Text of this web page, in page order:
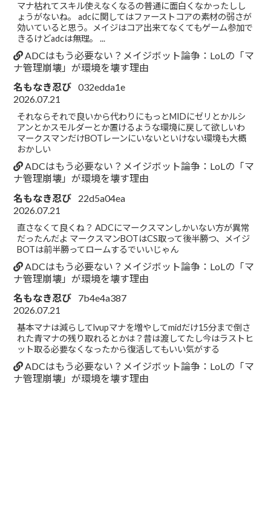
マナ枯れてスキル使えなくなるの普通に面白くなかったしし
ょうがないね。 adcに関してはファーストコアの素材の弱さが
効いていると思う。メイジはコア出来てなくてもゲーム参加で
きるけどadcは無理。 ...
ADCはもう必要ない？メイジボット論争：LoLの「マ
ナ管理崩壊」が環境を壊す理由
名もなき忍び 032edda1e
2026.07.21
それならそれで良いから代わりにもっとMIDにゼリとかルシ
アンとかスモルダーとか置けるような環境に戻して欲しいわ
マークスマンだけBOTレーンにいないといけない環境も大概
おかしい
ADCはもう必要ない？メイジボット論争：LoLの「マ
ナ管理崩壊」が環境を壊す理由
名もなき忍び
22d5a04ea
2026.07.21
直さなくて良くね？ ADCにマークスマンしかいない方が異常
だったんだよ マークスマンBOTはCS取って後半勝つ、メイジ
BOTは前半勝ってロームするでいいじゃん
ADCはもう必要ない？メイジボット論争：LoLの「マ
ナ管理崩壊」が環境を壊す理由
名もなき忍び
7b4e4a387
2026.07.21
基本マナは減らしてlvupマナを増やしてmidだけ15分まで倒さ
れた青マナの残り取れるとかは？昔は渡してたし今はラストヒ
ット取る必要なくなったから復活してもいい気がする
ADCはもう必要ない？メイジボット論争：LoLの「マ
ナ管理崩壊」が環境を壊す理由